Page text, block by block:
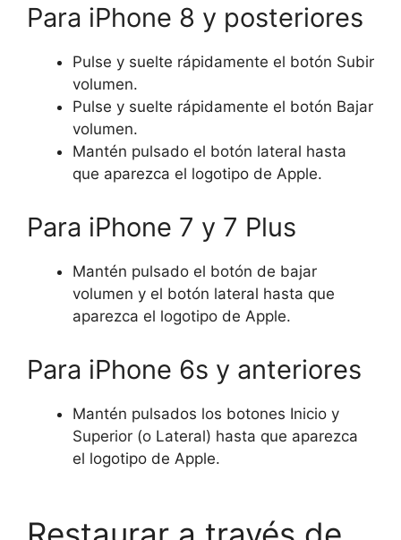
Para iPhone 8 y posteriores
Pulse y suelte rápidamente el botón Subir
volumen.
Pulse y suelte rápidamente el botón Bajar
volumen.
Mantén pulsado el botón lateral hasta
que aparezca el logotipo de Apple.
Para iPhone 7 y 7 Plus
Mantén pulsado el botón de bajar
volumen y el botón lateral hasta que
aparezca el logotipo de Apple.
Para iPhone 6s y anteriores
Mantén pulsados los botones Inicio y
Superior (o Lateral) hasta que aparezca
el logotipo de Apple.